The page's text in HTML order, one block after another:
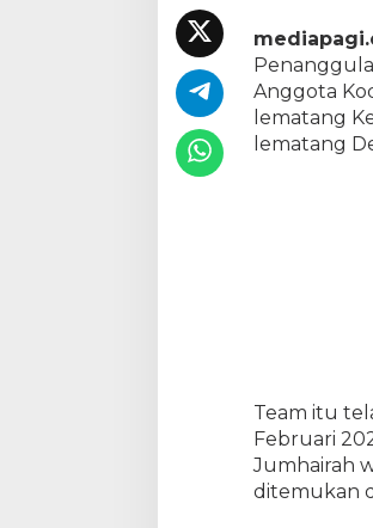
i
a
n
B
o
c
e
m
k
a
Anggota
lematang
lematang
Team itu
Februari
Jumhairah
ditemukan